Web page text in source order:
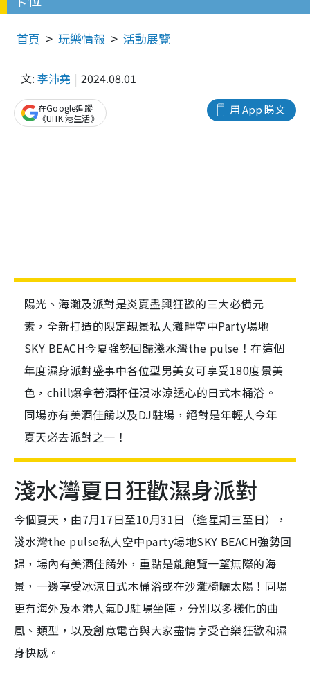
首頁 玩樂情報 活動展覽
文: 李沛堯 2024.08.01
用 App 睇文
在Google追蹤
《UHK 港生活》
陽光、海灘及派對是炎夏盡興狂歡的三大必備元
素，全新打造的限定靚景私人灘畔空中Party場地
SKY BEACH今夏強勢回歸淺水灣the pulse！在這個
年度濕身派對盛事中各位型男美女可享受180度景美
色，chill爆拿著酒杯任浸冰涼透心的日式木桶浴。
同場亦有美酒佳餚以及DJ駐場，絕對是年輕人今年
夏天必去派對之一！
淺水灣夏日狂歡濕身派對
今個夏天，由7月17日至10月31日（逢星期三至日），
淺水灣the pulse私人空中party場地SKY BEACH強勢回
歸，場內有美酒佳餚外，重點是能飽覽一望無際的海
景，一邊享受冰涼日式木桶浴或在沙灘椅曬太陽！同場
更有海外及本港人氣DJ駐場坐陣，分別以多樣化的曲
風、類型，以及創意電音與大家盡情享受音樂狂歡和濕
身快感。